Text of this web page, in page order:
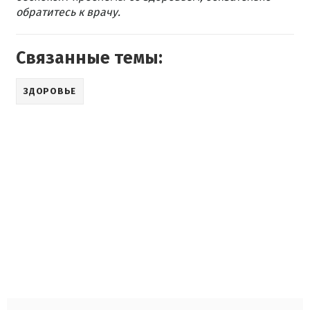
обратитесь к врачу.
Связанные темы:
ЗДОРОВЬЕ